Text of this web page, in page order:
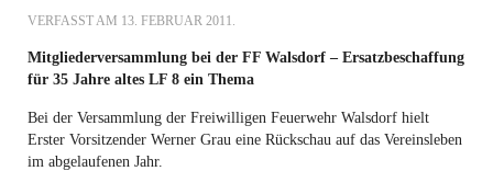
VERFASST AM 13. FEBRUAR 2011.
Mitgliederversammlung bei der FF Walsdorf – Ersatzbeschaffung
für 35 Jahre altes LF 8 ein Thema
Bei der Versammlung der Freiwilligen Feuerwehr Walsdorf hielt
Erster Vorsitzender Werner Grau eine Rückschau auf das Vereinsleben
im abgelaufenen Jahr.